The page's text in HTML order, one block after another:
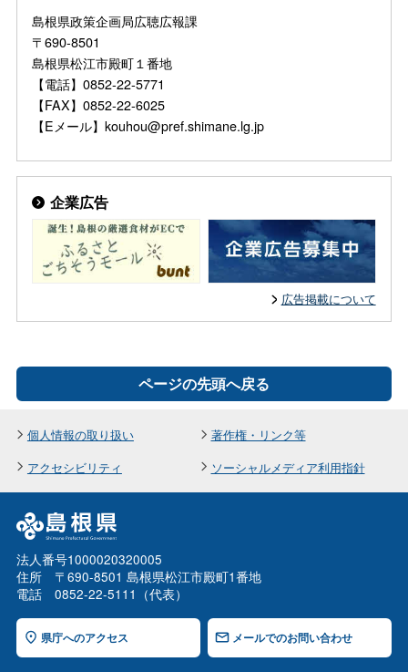
島根県政策企画局広聴広報課
〒690-8501
島根県松江市殿町１番地
【電話】0852-22-5771
【FAX】0852-22-6025
【Eメール】kouhou@pref.shimane.lg.jp
企業広告
広告掲載について
ページの先頭へ戻る
個人情報の取り扱い
著作権・リンク等
アクセシビリティ
ソーシャルメディア利用指針
法人番号1000020320005
住所 〒690-8501 島根県松江市殿町1番地
電話 0852-22-5111（代表）
県庁へのアクセス メールでのお問い合わせ